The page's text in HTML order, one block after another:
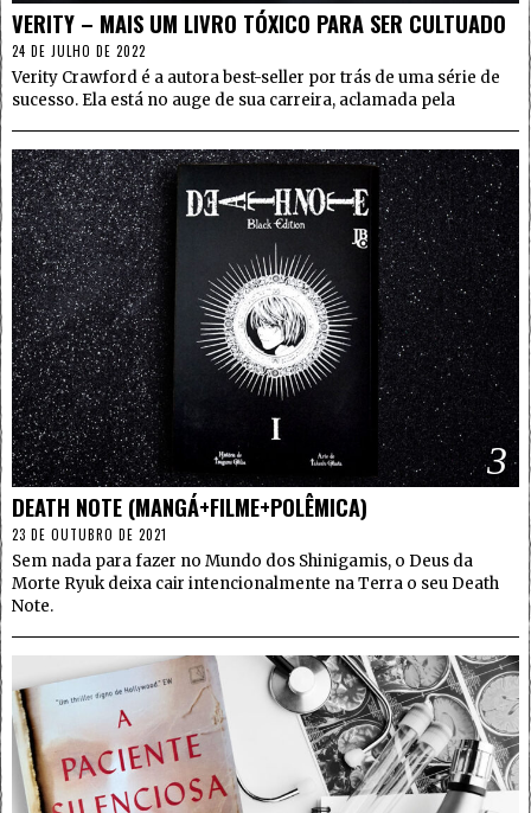
VERITY – MAIS UM LIVRO TÓXICO PARA SER CULTUADO
24 DE JULHO DE 2022
Verity Crawford é a autora best-seller por trás de uma série de
sucesso. Ela está no auge de sua carreira, aclamada pela
3
DEATH NOTE (MANGÁ+FILME+POLÊMICA)
23 DE OUTUBRO DE 2021
Sem nada para fazer no Mundo dos Shinigamis, o Deus da
Morte Ryuk deixa cair intencionalmente na Terra o seu Death
Note.